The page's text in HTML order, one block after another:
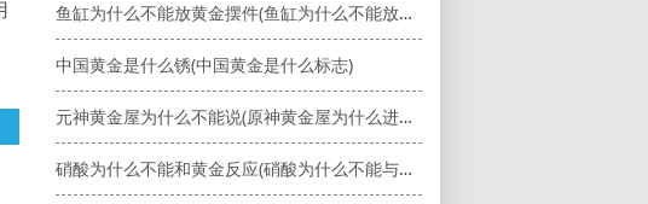
鱼缸为什么不能放黄金摆件(鱼缸为什么不能放黄金摆件呢)
中国黄金是什么锈(中国黄金是什么标志)
元神黄金屋为什么不能说(原神黄金屋为什么进不去)
硝酸为什么不能和黄金反应(硝酸为什么不能与金属反应)